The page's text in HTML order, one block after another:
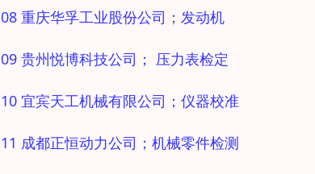
08 重庆华孚工业股份公司；发动机
09 贵州悦博科技公司； 压力表检定
10 宜宾天工机械有限公司；仪器校准
11 成都正恒动力公司；机械零件检测